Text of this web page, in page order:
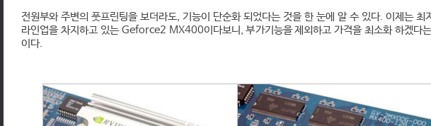
전원부와 주변의 풋프린팅을 보더라도, 기능이 단순화 되었다는 것을 한 눈에 알 수 있다. 이제는 최
라인업을 차지하고 있는 Geforce2 MX400이다보니, 부가기능을 제외하고 가격을 최소화 하겠다
이다.